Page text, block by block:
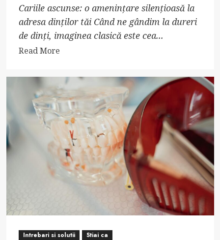
Cariile ascunse: o amenințare silențioasă la
adresa dinților tăi Când ne gândim la dureri
de dinți, imaginea clasică este cea...
Read MoreRead
about
Cum
să
previi
durerile
de
dinți
cauzate
de
Intrebari si solutii Stiai ca